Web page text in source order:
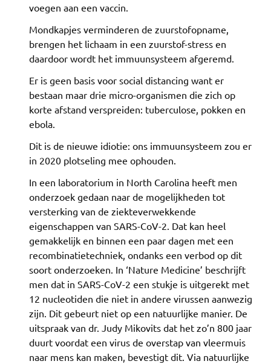
voegen aan een vaccin.
Mondkapjes verminderen de zuurstofopname,
brengen het lichaam in een zuurstof-stress en
daardoor wordt het immuunsysteem afgeremd.
Er is geen basis voor social distancing want er
bestaan maar drie micro-organismen die zich op
korte afstand verspreiden: tuberculose, pokken en
ebola.
Dit is de nieuwe idiotie: ons immuunsysteem zou er
in 2020 plotseling mee ophouden.
In een laboratorium in North Carolina heeft men
onderzoek gedaan naar de mogelijkheden tot
versterking van de ziekteverwekkende
eigenschappen van SARS-CoV-2. Dat kan heel
gemakkelijk en binnen een paar dagen met een
recombinatietechniek, ondanks een verbod op dit
soort onderzoeken. In ‘Nature Medicine’ beschrijft
men dat in SARS-CoV-2 een stukje is uitgerekt met
12 nucleotiden die niet in andere virussen aanwezig
zijn. Dit gebeurt niet op een natuurlijke manier. De
uitspraak van dr. Judy Mikovits dat het zo’n 800 jaar
duurt voordat een virus de overstap van vleermuis
naar mens kan maken, bevestigt dit. Via natuurlijke